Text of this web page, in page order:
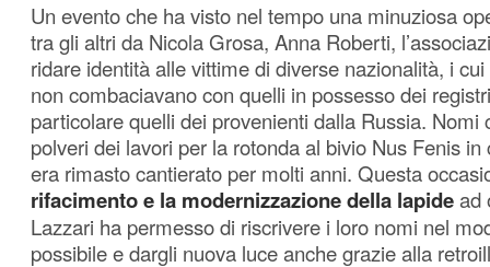
Un evento che ha visto nel tempo una minuziosa
tra gli altri da Nicola Grosa, Anna Roberti,
ridare identità alle vittime di diverse nazionalità, i
non combaciavano con quelli in possesso dei
particolare quelli dei provenienti dalla Russia. Nomi
polveri dei lavori per la rotonda al bivio Nus Fenis
era rimasto cantierato per molti anni. Questa
rifacimento e la modernizzazione della lapidead
Lazzari ha permesso di riscrivere i loro nomi nel
possibile e dargli nuova luce anche grazie alla